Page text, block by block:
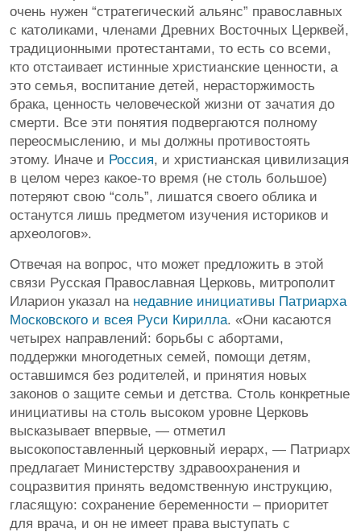
очень нужен “стратегический альянс” православных
с католиками, членами Древних Восточных Церквей,
традиционными протестантами, то есть со всеми,
кто отстаивает истинные христианские ценности, а
это семья, воспитание детей, нерасторжимость
брака, ценность человеческой жизни от зачатия до
смерти. Все эти понятия подвергаются полному
переосмыслению, и мы должны противостоять
этому. Иначе и Россия, и христианская цивилизация
в целом через какое-то время (не столь большое)
потеряют свою “соль”, лишатся своего облика и
останутся лишь предметом изучения историков и
археологов».
Отвечая на вопрос, что может предложить в этой
связи Русская Православная Церковь, митрополит
Иларион указал на недавние инициативы Патриарха
Московского и всея Руси Кирилла. «Они касаются
четырех направлений: борьбы с абортами,
поддержки многодетных семей, помощи детям,
оставшимся без родителей, и принятия новых
законов о защите семьи и детства. Столь конкретные
инициативы на столь высоком уровне Церковь
высказывает впервые, — отметил
высокопоставленный церковный иерарх, — Патриарх
предлагает Министерству здравоохранения и
соцразвития принять ведомственную инструкцию,
гласящую: сохранение беременности – приоритет
для врача, и он не имеет права выступать с